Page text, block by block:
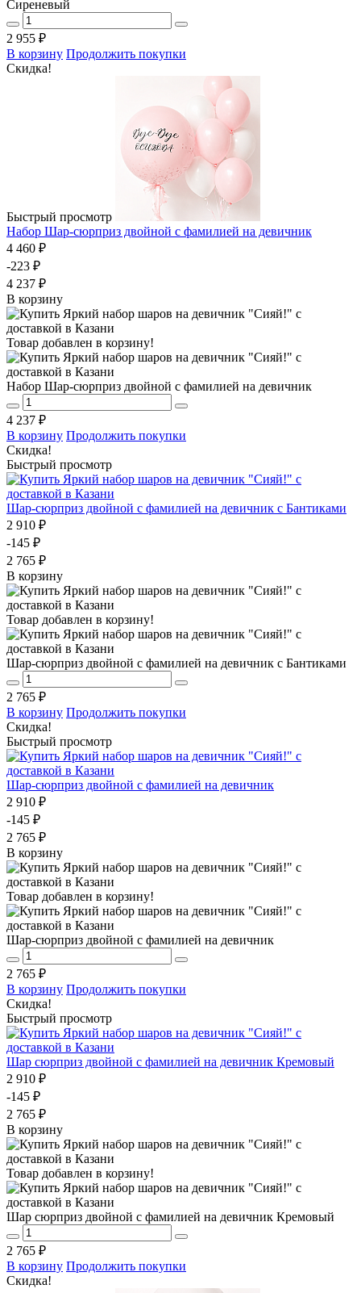
Сиреневый
2 955 ₽
В корзину Продолжить покупки
Скидка!
Быстрый просмотр
Набор Шар-сюрприз двойной с фамилией на девичник
4 460 ₽
-223 ₽
4 237 ₽
В корзину
Товар добавлен в корзину!
Набор Шар-сюрприз двойной с фамилией на девичник
4 237 ₽
В корзину Продолжить покупки
Скидка!
Быстрый просмотр
Шар-сюрприз двойной с фамилией на девичник с Бантиками
2 910 ₽
-145 ₽
2 765 ₽
В корзину
Товар добавлен в корзину!
Шар-сюрприз двойной с фамилией на девичник с Бантиками
2 765 ₽
В корзину Продолжить покупки
Скидка!
Быстрый просмотр
Шар-сюрприз двойной с фамилией на девичник
2 910 ₽
-145 ₽
2 765 ₽
В корзину
Товар добавлен в корзину!
Шар-сюрприз двойной с фамилией на девичник
2 765 ₽
В корзину Продолжить покупки
Скидка!
Быстрый просмотр
Шар сюрприз двойной с фамилией на девичник Кремовый
2 910 ₽
-145 ₽
2 765 ₽
В корзину
Товар добавлен в корзину!
Шар сюрприз двойной с фамилией на девичник Кремовый
2 765 ₽
В корзину Продолжить покупки
Скидка!